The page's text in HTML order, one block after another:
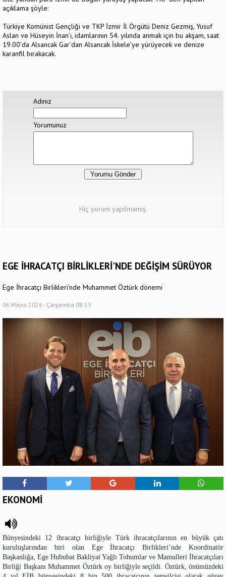
açıklama şöyle:
Türkiye Komünist Gençliği ve TKP İzmir İl Örgütü Deniz Gezmiş, Yusuf
Aslan ve Hüseyin İnan’ı, idamlarının 54. yılında anmak için bu akşam, saat
19.00’da Alsancak Gar’dan Alsancak İskele’ye yürüyecek ve denize
karanfil bırakacak.
Adınız
Yorumunuz
Hiç yorum yapılmamış.
EGE İHRACATÇI BİRLİKLERİ'NDE DEĞİŞİM SÜRÜYOR
Ege İhracatçı Birlikleri’nde Muhammet Öztürk dönemi
06 Mayıs 2026 - Çarşamba 08:13
EKONOMİ
Bünyesindeki 12 ihracatçı birliğiyle Türk ihracatçılarının en büyük çatı
kuruluşlarından biri olan Ege İhracatçı Birlikleri’nde Koordinatör
Başkanlığa, Ege Hububat Bakliyat Yağlı Tohumlar ve Mamulleri İhracatçıları
Birliği Başkanı Muhammet Öztürk oy birliğiyle seçildi. Öztürk, önümüzdeki